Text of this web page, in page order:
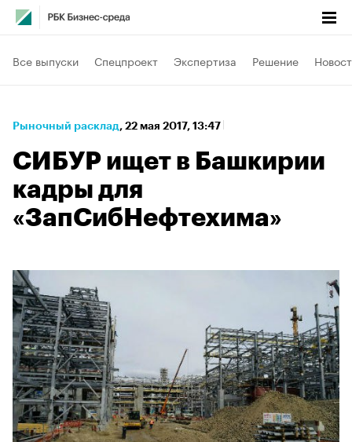
Все выпуски Спецпроект Экспертиза Решение
Рыночный расклад⁠, 22 мая 2017, 13:47
СИБУР ищет в Башкирии
кадры для
«ЗапСибНефтехима»